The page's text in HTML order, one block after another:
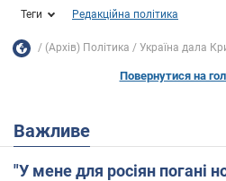
Теги Редакційна політика
(Архів) Політика Україна дала
Повернутися на
Важливе
"У мене для росіян погані